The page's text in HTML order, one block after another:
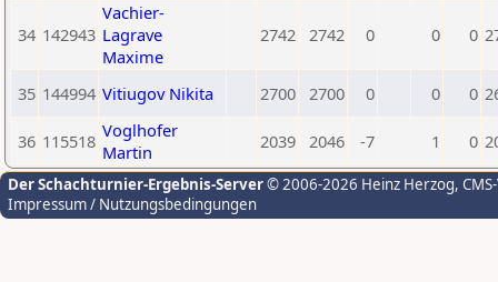
34 142943
Vachier-
Lagrave
Maxime
2742 2742 0 0 0
35 144994 Vitiugov Nikita 2700 2700 0 0 0
36 115518 Voglhofer
Martin
2039 2046 -7 1 0
Der Schachturnier-Ergebnis-Server© 2006-2026 Heinz Herzog,
Impressum / Nutzungsbedingungen